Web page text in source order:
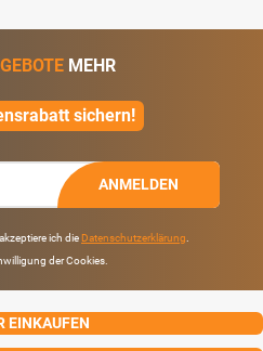
MEHR
sichern!
ANMELDEN
ich die Datenschutzerklärung.
der Cookies.
EINKAUFEN